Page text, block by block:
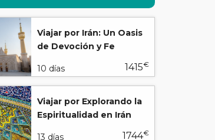
Viajar por Irán: Un Oasis
de Devoción y Fe
10 días 1415€
Viajar por Explorando la
Espiritualidad en Irán
13 días 1744€